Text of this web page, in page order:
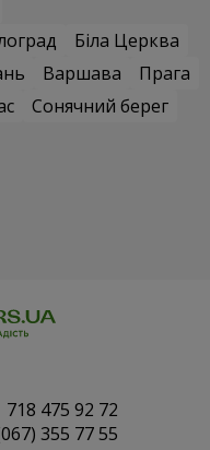
Біла Церква
Варшава
Прага
Сонячний берег
718 475 92 72
355 77 55